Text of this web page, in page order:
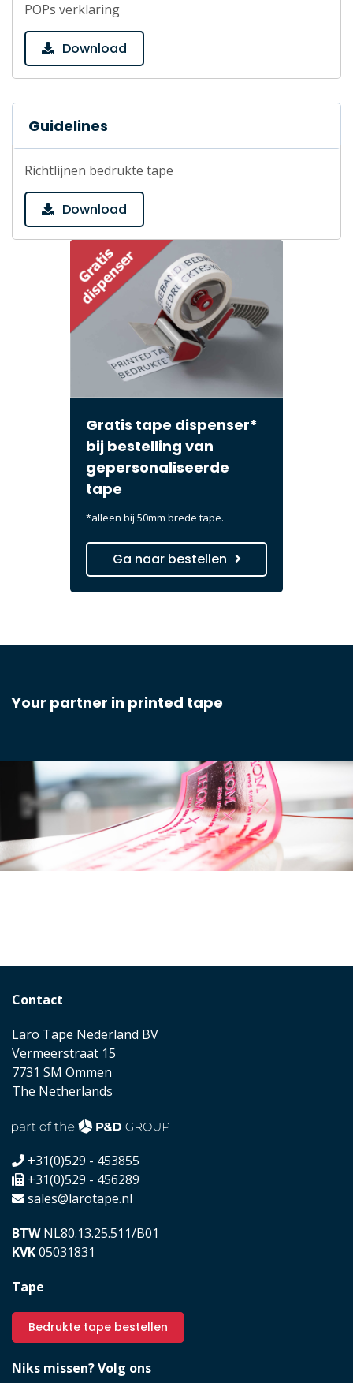
POPs verklaring
Download
Guidelines
Richtlijnen bedrukte tape
Download
Gratis tape dispenser*
bij bestelling van
gepersonaliseerde
tape
*alleen bij 50mm brede tape.
Ga naar bestellen
Your partner in printed tape
Contact
Laro Tape Nederland BV
Vermeerstraat 15
7731 SM Ommen
The Netherlands
+31(0)529 - 453855
+31(0)529 - 456289
sales@larotape.nl
BTWNL80.13.25.511/B01
KVK05031831
Tape
Bedrukte tape bestellen
Niks missen? Volg ons